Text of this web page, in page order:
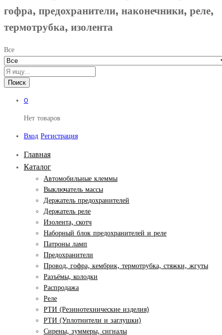
гофра, предохранители, наконечники, реле,
термотрубка, изолента
Все
Поиск
0
Нет товаров
Вход Регистрация
Главная
Каталог
Автомобильные клеммы
Выключатель массы
Держатель предохранителей
Держатель реле
Изолента, скотч
Наборный блок предохранителей и реле
Патроны ламп
Предохранители
Провод, гофра, кембрик, термотрубка, стяжки, жгуты
Разъёмы, колодки
Распродажа
Реле
РТИ (Резинотехнические изделия)
РТИ (Уплотнители и заглушки)
Сирены, зуммеры, сигналы